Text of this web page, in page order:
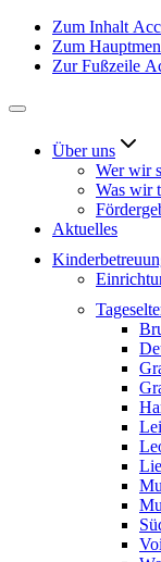
Zum Inhalt
Zum
Zur Fußzeile
Über uns
Wer wir
Was wir
Aktuelles